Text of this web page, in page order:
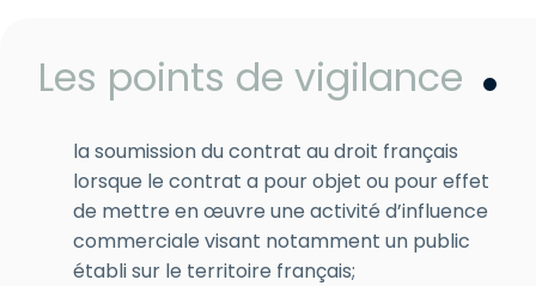
Les points de vigilance
la soumission du contrat au droit français
lorsque le contrat a pour objet ou pour effet
de mettre en œuvre une activité d’influence
commerciale visant notamment un public
établi sur le territoire français;